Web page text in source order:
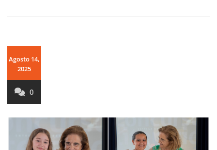
Agosto 14,
2025
0